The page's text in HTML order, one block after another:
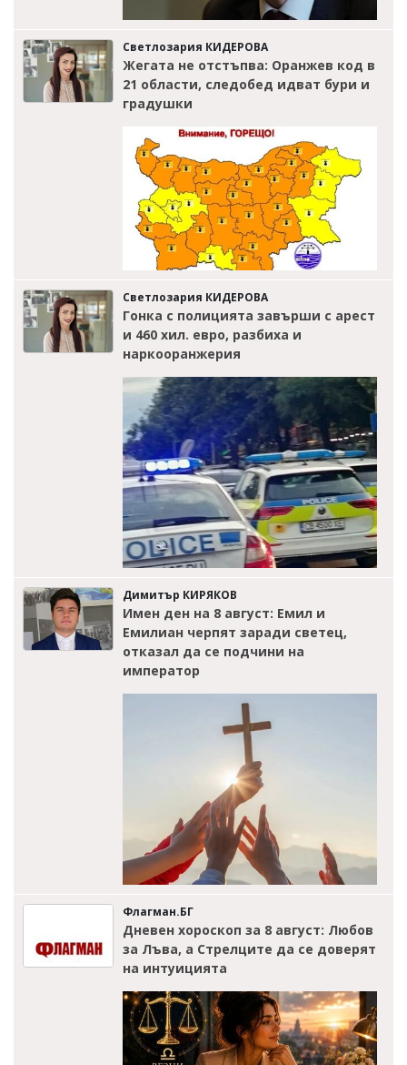
Светлозария КИДЕРОВА
Жегата не отстъпва: Оранжев код в
21 области, следобед идват бури и
градушки
Светлозария КИДЕРОВА
Гонка с полицията завърши с арест
и 460 хил. евро, разбиха и
наркооранжерия
Димитър КИРЯКОВ
Имен ден на 8 август: Емил и
Емилиан черпят заради светец,
отказал да се подчини на
император
Флагман.БГ
Дневен хороскоп за 8 август: Любов
за Лъва, а Стрелците да се доверят
на интуицията